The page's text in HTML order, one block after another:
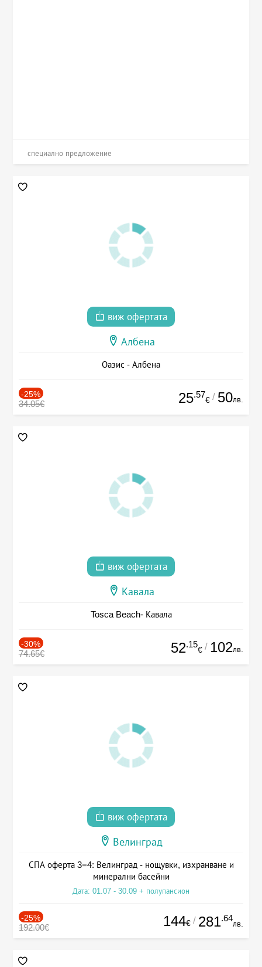
специално предложение
виж офертата
Албена
Оазис - Албена
-25%
34.05€ 25.57
€ / 50лв.
виж офертата
Кавала
Tosca Beach- Кавала
-30%
74.65€ 52.15
€ / 102лв.
виж офертата
Велинград
СПА оферта 3=4: Велинград - нощувки, изхранване и
минерални басейни
Дата: 01.07 - 30.09 + полупансион
-25%
192.00€ 144€ / 281.64
лв.